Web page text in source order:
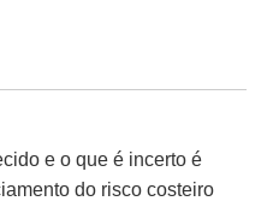
e o que é incerto é
do risco costeiro